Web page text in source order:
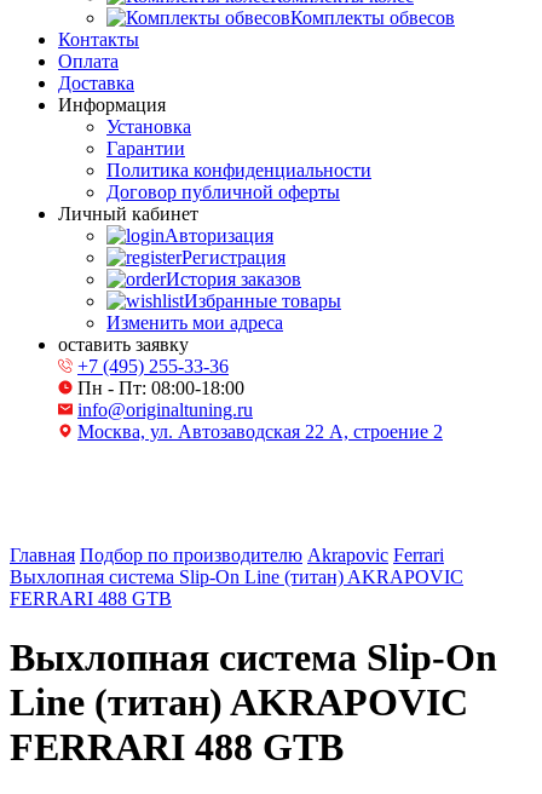
Комплекты обвесов
Контакты
Оплата
Доставка
Информация
Установка
Гарантии
Политика конфиденциальности
Договор публичной оферты
Личный кабинет
Авторизация
Регистрация
История заказов
Избранные товары
Изменить мои адреса
оставить заявку
+7 (495) 255-33-36
Пн - Пт: 08:00-18:00
info@originaltuning.ru
Москва, ул. Автозаводская 22 А, строение 2
Главная Подбор по производителю Akrapovic Ferrari
Выхлопная система Slip-On Line (титан) AKRAPOVIC
FERRARI 488 GTB
Выхлопная система Slip-On
Line (титан) AKRAPOVIC
FERRARI 488 GTB